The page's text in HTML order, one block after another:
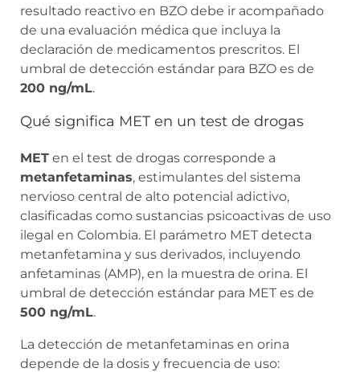
resultado reactivo en BZO debe ir acompañado
de una evaluación médica que incluya la
declaración de medicamentos prescritos. El
umbral de detección estándar para BZO es de
200 ng/mL.
Qué significa MET en un test de drogas
MET en el test de drogas corresponde a
metanfetaminas, estimulantes del sistema
nervioso central de alto potencial adictivo,
clasificadas como sustancias psicoactivas de uso
ilegal en Colombia. El parámetro MET detecta
metanfetamina y sus derivados, incluyendo
anfetaminas (AMP), en la muestra de orina. El
umbral de detección estándar para MET es de
500 ng/mL.
La detección de metanfetaminas en orina
depende de la dosis y frecuencia de uso: